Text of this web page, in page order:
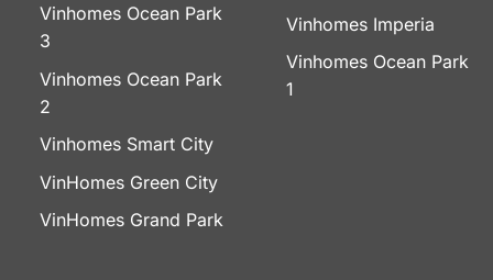
Vinhomes Ocean Park
3
Vinhomes Ocean Park
2
Vinhomes Smart City
VinHomes Green City
VinHomes Grand Park
Vinhomes Imperia
Vinhomes Ocean Park
1